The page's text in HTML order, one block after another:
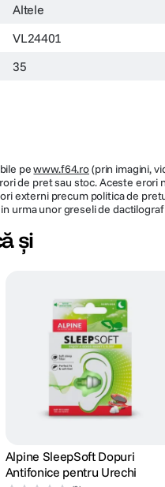
Altele
VL24401
35
pewww.f64.ro(prin imagini,
de pret sau stoc. Aceste
externi precum politica de
urma unor greseli de
și
Alpine SleepSoft Dopuri
Antifonice pentru Urechi